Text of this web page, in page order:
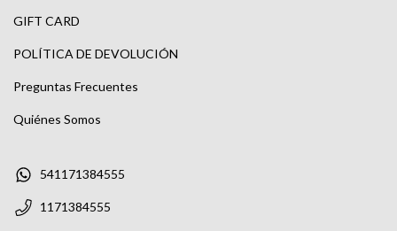
GIFT CARD
POLÍTICA DE DEVOLUCIÓN
Preguntas Frecuentes
Quiénes Somos
541171384555
1171384555